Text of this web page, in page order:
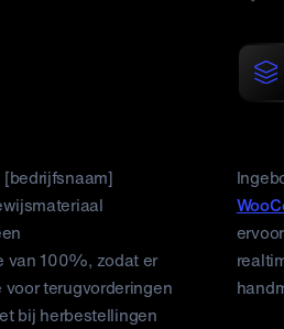
van 100%, zodat er
terugvorderingen
bij herbestellingen